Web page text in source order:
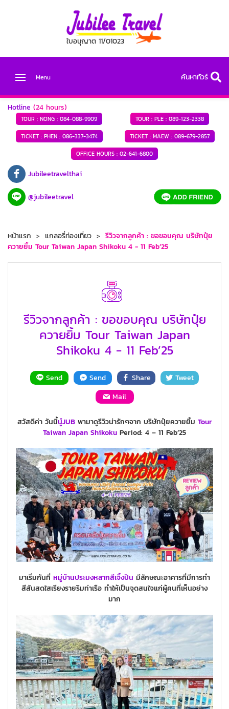
ใบอนุญาต 11/01023
Menu ค้นหาทัวร์
Hotline (24 hours)
TOUR : NONG : 084-088-9909 TOUR : PLE : 089-123-2338
TICKET : PHEN :086-337-3474 TICKET : MAEW : 089-679-2857
OFFICE HOURS : 02-641-6800
Jubileetravelthai
@jubileetravel
หน้าแรก แกลอรี่ท่องเที่ยว
รีวิวจากลูกค้า : ขอขอบคุณ บริษัทปุ๋ย
ควายยิ้ม Tour Taiwan Japan Shikoku 4 - 11 Feb’25
รีวิวจากลูกค้า : ขอขอบคุณ บริษัทปุ๋ย
ควายยิ้ม Tour Taiwan Japan
Shikoku 4 - 11 Feb’25
Send Send Share
Tweet
Mail
สวัสดีค่า วันนี้นู๋JUB พามาดูรีวิวน่ารักๆจาก บริษัทปุ๋ยควายยิ้ม Tour
Taiwan Japan Shikoku Period: 4 – 11 Feb’25
มาเริ่มกันที่ หมู่บ้านประมงหลากสีเจิ้งปิน มีลักษณะอาคารที่มีการทำ
สีสันสดใสเรียงรายริมท่าเรือ ทำให้เป็นจุดสนใจแก่ผู้คนที่เห็นอย่าง
มาก